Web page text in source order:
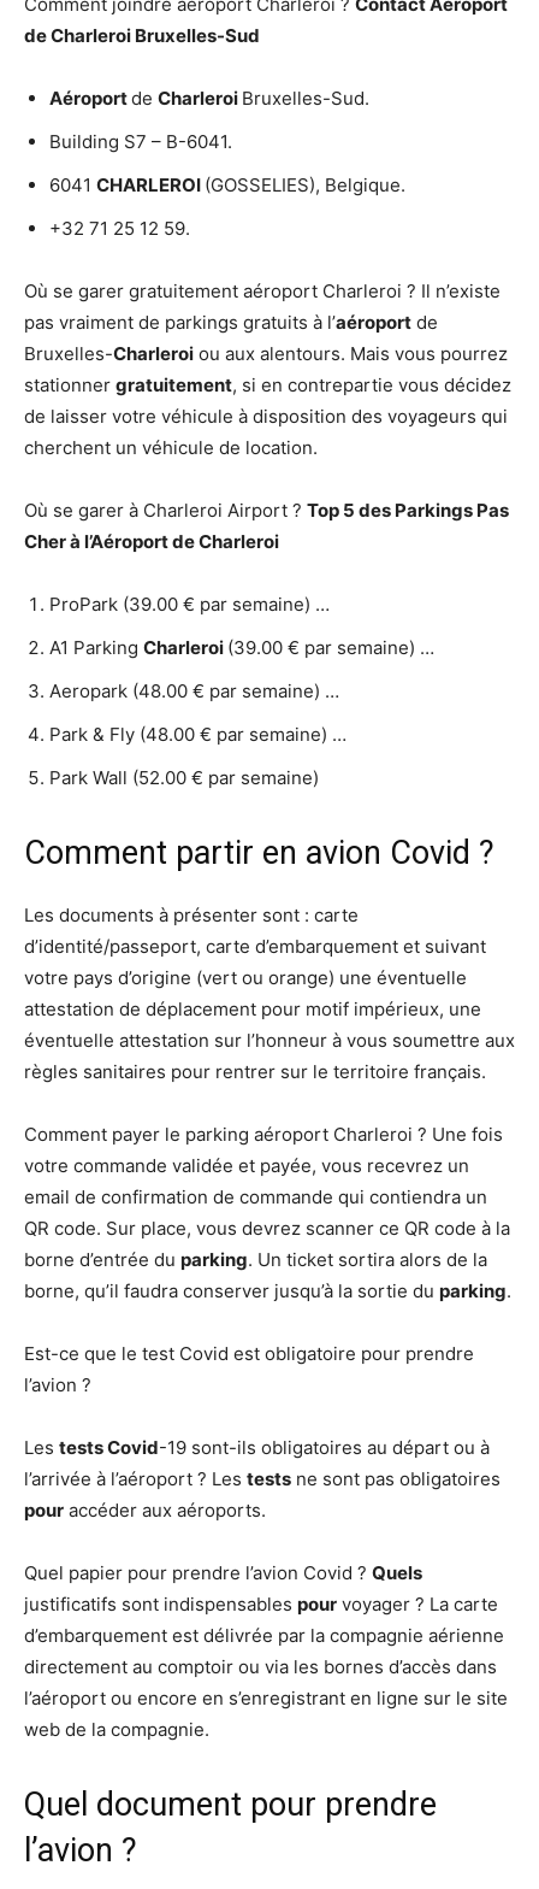
deCharleroi Bruxelles-Sud
Aéroportde Charleroi Bruxelles-Sud.
Building S7 – B-6041.
6041 CHARLEROI (GOSSELIES), Belgique.
+32 71 25 12 59.
Où se garer gratuitement aéroport Charleroi ? Il n’existe
pas vraiment de parkings gratuits à l’aéroport de
Bruxelles-Charleroi ou aux alentours. Mais vous pourrez
stationner gratuitement, si en contrepartie vous décidez
de laisser votre véhicule à disposition des voyageurs qui
cherchent un véhicule de location.
Où se garer à Charleroi Airport ? Top 5 des Parkings Pas
Cher à l’Aéroport deCharleroi
ProPark (39.00 € par semaine) …
A1 Parking Charleroi (39.00 € par semaine) …
Aeropark (48.00 € par semaine) …
Park & Fly (48.00 € par semaine) …
Park Wall (52.00 € par semaine)
Comment partir en avion Covid ?
Les documents à présenter sont : carte
d’identité/passeport, carte d’embarquement et suivant
votre pays d’origine (vert ou orange) une éventuelle
attestation de déplacement pour motif impérieux, une
éventuelle attestation sur l’honneur à vous soumettre aux
règles sanitaires pour rentrer sur le territoire français.
Comment payer le parking aéroport Charleroi ? Une fois
votre commande validée et payée, vous recevrez un
email de confirmation de commande qui contiendra un
QR code. Sur place, vous devrez scanner ce QR code à la
borne d’entrée du parking. Un ticket sortira alors de la
borne, qu’il faudra conserver jusqu’à la sortie du parking.
Est-ce que le test Covid est obligatoire pour prendre
l’avion ?
Les tests Covid-19 sont-ils obligatoires au départ ou à
l’arrivée à l’aéroport ? Les tests ne sont pas obligatoires
pour accéder aux aéroports.
Quel papier pour prendre l’avion Covid ? Quels
justificatifs sont indispensables pour voyager ? La carte
d’embarquement est délivrée par la compagnie aérienne
directement au comptoir ou via les bornes d’accès dans
l’aéroport ou encore en s’enregistrant en ligne sur le site
web de la compagnie.
Quel document pour prendre
l’avion ?